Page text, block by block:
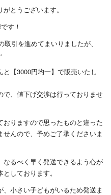
とうございます。
す！
引を進めてまいりましたが、
【3000円均一】で販売いたし
、値下げ交渉は行っておりませ
りますので思ったものと違った
んので、予めご了承くださいま
るべく早く発送できるよう心が
しております。
小さい子どもがいるため発送ま